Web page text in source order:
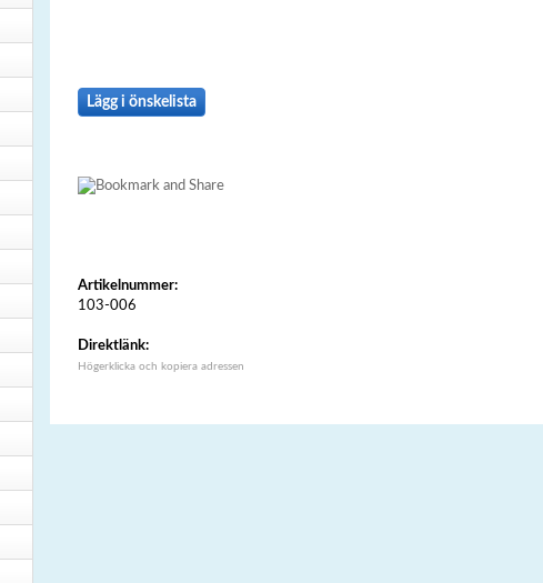
Lägg i önskelista
Artikelnummer:
103-006
Direktlänk:
Högerklicka och kopiera adressen